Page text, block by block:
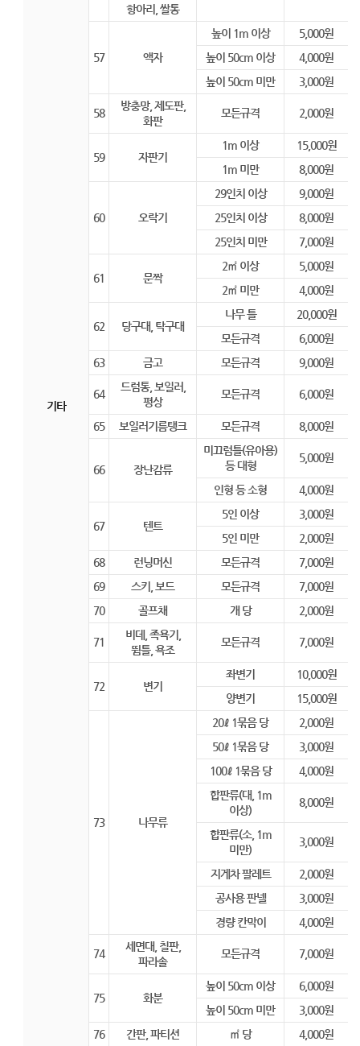
기타
항아리, 쌀통
57 액자
높이 1m 이상
5,000원
높이 50cm 이상
4,000원
높이 50cm 미만
3,000원
58
방충망, 제도판,
화판
모든규격 2,000원
59 자판기
1m 이상
15,000원
1m 미만
8,000원
60 오락기
29인치 이상
9,000원
25인치 이상
8,000원
25인치 미만
7,000원
61 문짝
2㎡ 이상
5,000원
2㎡ 미만
4,000원
62 당구대, 탁구대
나무 틀
20,000원
모든규격
6,000원
63
금고 모든규격 9,000원
64
드럼통, 보일러,
평상
모든규격 6,000원
65 보일러기름탱크 모든규격 8,000원
66 장난감류
미끄럼틀(유아용)
등 대형
5,000원
인형 등 소형 4,000원
67 텐트
5인 이상
3,000원
5인 미만
2,000원
68
런닝머신 모든규격
7,000원
69
스키, 보드 모든규격
7,000원
70
골프채 개 당 2,000원
71
비데, 족욕기,
뜀틀, 욕조
모든규격 7,000원
72 변기
좌변기
10,000원
양변기
15,000원
73 나무류
20ℓ 1묶음 당
2,000원
50ℓ 1묶음 당
3,000원
100ℓ 1묶음 당
4,000원
합판류(대, 1m
이상)
8,000원
합판류(소, 1m
미만)
3,000원
지게차 팔레트
2,000원
공사용 판넬
3,000원
경량 칸막이
4,000원
74
세면대, 칠판,
파라솔
모든규격 7,000원
75 화분
높이 50cm 이상
6,000원
높이 50cm 미만
3,000원
76
간판, 파티션 ㎡ 당
4,000원